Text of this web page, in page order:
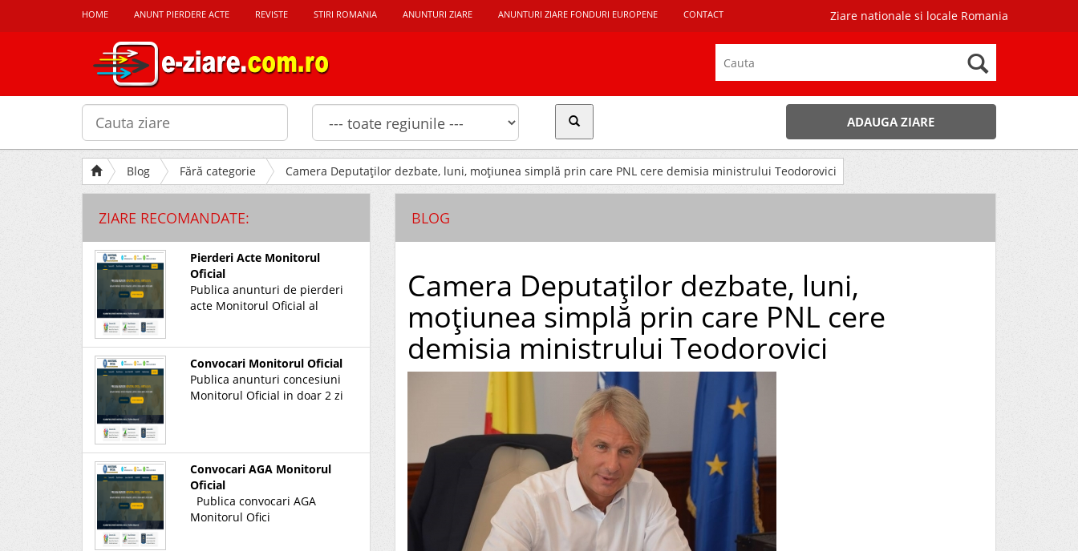
Ziare nationale si locale Romania
HOME ANUNT PIERDERE ACTE REVISTE STIRI ROMANIA ANUNTURI ZIARE ANUNTURI ZIARE FONDURI EUROPENE CONTACT
ADAUGA ZIARE
Blog Fără categorie Camera Deputaţilor dezbate, luni, moţiunea simplă prin care PNL cere demisia ministrului Teodorovici
ZIARE RECOMANDATE:
Pierderi Acte Monitorul
Oficial
Publica anunturi de pierderi
acte Monitorul Oficial al
Convocari Monitorul Oficial
Publica anunturi concesiuni
Monitorul Oficial in doar 2 zi
Convocari AGA Monitorul
Oficial
Publica convocari AGA
Monitorul Ofici
BLOG
Camera Deputaţilor dezbate, luni,
moţiunea simplă prin care PNL cere
demisia ministrului Teodorovici